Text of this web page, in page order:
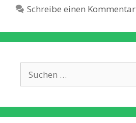
Schreibe einen Kommentar
nach: